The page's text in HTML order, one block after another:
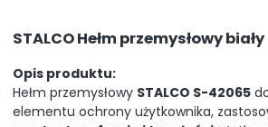
STALCO Hełm przemysłowy
Opis produktu:
Hełm przemysłowy STALCO S-42065
elementu ochrony użytkownika,